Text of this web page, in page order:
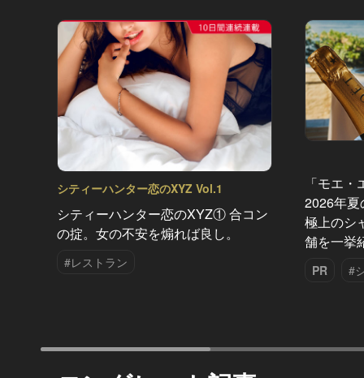
シティーハンター恋のXYZ Vol.1
シティーハンター恋のXYZ① 合コン
の掟。女の不安を煽れば良し。
#レストラン
「モエ
2026年夏
極上のシ
舗を一挙
PR #